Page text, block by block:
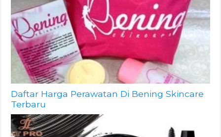
Daftar Harga Perawatan Di Bening Skincare
Terbaru